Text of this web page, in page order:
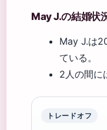
May J.の結婚状
May J.は
ている。
2人の間に
トレードオフ